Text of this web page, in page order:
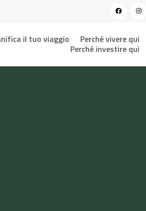
il tuo viaggio
Perché vivere qui
Perché investire qui